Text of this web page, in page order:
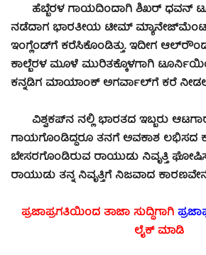
ಹೆಬ್ಬೆರಳ ಗಾಯದಿಂದಾಗಿ ಶಿಖರ್ ಧವನ್
ನಡೆದಾಗ ಭಾರತೀಯ ಟೀಮ್
ಇಂಗ್ಲೆಂಡ್‌ಗೆ ಕರೆಸಿಕೊಂಡಿತ್ತು. ಇದೀಗ
ಕಾಲ್ಬೆರಳ ಮೂಳೆ ಮುರಿತಕ್ಕೊಳಗಾಗಿ
ಕನ್ನಡಿಗ ಮಾಯಾಂಕ್ ಅಗರ್ವಾಲ್‌ಗೆ ಕರೆ
ವಿಶ್ವಕಪ್‌ನ ನಲ್ಲಿ ಭಾರತದ ಇಬ್ಬರು
ಗಾಯಗೊಂಡಿದ್ದರೂ ತನಗೆ ಅವಕಾಶ ಲಭಿಸದ
ಬೇಸರಗೊಂಡಿರುವ ರಾಯುಡು ನಿವೃತ್ತಿ
ರಾಯುಡು ತನ್ನ ನಿವೃತ್ತಿಗೆ ನಿಜವಾದ
ಪ್ರಜಾಪ್ರಗತಿಯಿಂದ ತಾಜಾ ಸುದ್ದಿಗಾಗಿ
ಲೈಕ್ ಮಾಡಿ